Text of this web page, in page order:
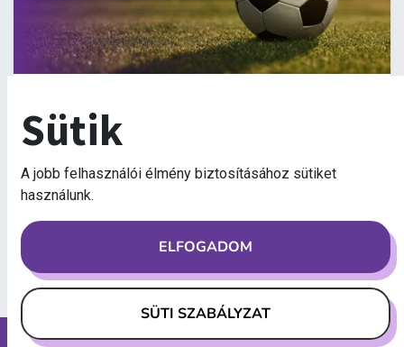
II. turnus - Nyári Napközis FociTábor
2026. június 29.
A jelentkezés lezárult
Sütik
A jobb felhasználói élmény biztosításához sütiket
használunk.
ELFOGADOM
SÜTI SZABÁLYZAT